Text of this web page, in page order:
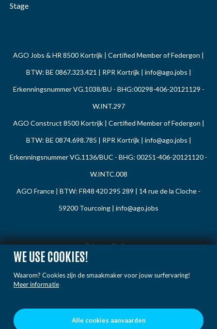
WE USE COOKIES!
Waarom? Cookies zijn de smaakmaker voor jouw surfervaring!
Meer informatie
Alle cookies aanvaarden
Stage
AGO Jobs & HR 8500 Kortrijk | Certified Member of Federgon |
BTW: BE 0867.323.421 | RPR Kortrijk | info@ago.jobs |
Erkenningsnummer VG.1038/BU - BHG:00298-406-20121129 -
W.INT.297
AGO Construct 8500 Kortrijk | Certified Member of Federgon |
BTW: BE 0874.698.785 | RPR Kortrijk | info@ago.jobs |
Erkenningsnummer VG.1136/BUC - BHG: 00251-406-20121120 -
W.INTC.008
AGO France | BTW: FR48 420 295 289 | 14 rue de la Cloche -
59200 Tourcoing | info@ago.jobs
Privacy Policy
Cookie Policy
Gedragsregels
Voorwaarden